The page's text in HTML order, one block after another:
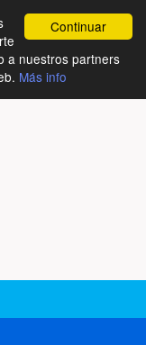
Continuar
a nuestros partners
Más info